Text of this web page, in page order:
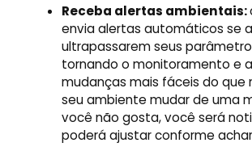
Receba alertas ambientais:
envia alertas automáticos se
ultrapassarem seus
tornando o monitoramento e
mudanças mais fáceis do que
seu ambiente mudar de uma
você não gosta, você será
poderá ajustar conforme